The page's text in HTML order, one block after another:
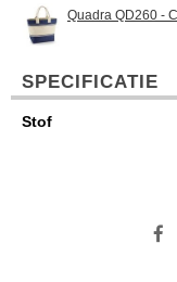
Quadra QD260 -
SPECIFICATIE
Stof